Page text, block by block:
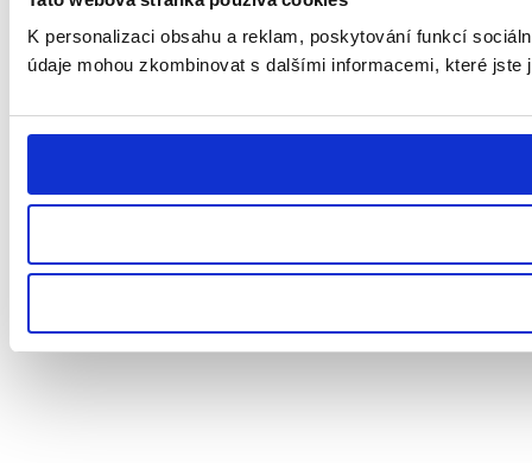
K personalizaci obsahu a reklam, poskytování funkcí
údaje mohou zkombinovat s dalšími informacemi, které